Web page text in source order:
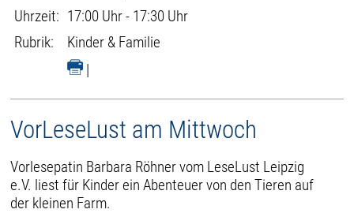
Uhrzeit: 17:00 Uhr - 17:30 Uhr
Rubrik:
Kinder & Familie
|
VorLeseLust am Mittwoch
Vorlesepatin Barbara Röhner vom LeseLust Leipzig
e.V. liest für Kinder ein Abenteuer von den Tieren auf
der kleinen Farm.